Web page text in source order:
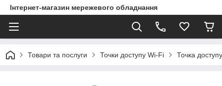
Інтернет-магазин мережевого обладнання
Товари та послуги Точки доступу Wi-Fi Точка